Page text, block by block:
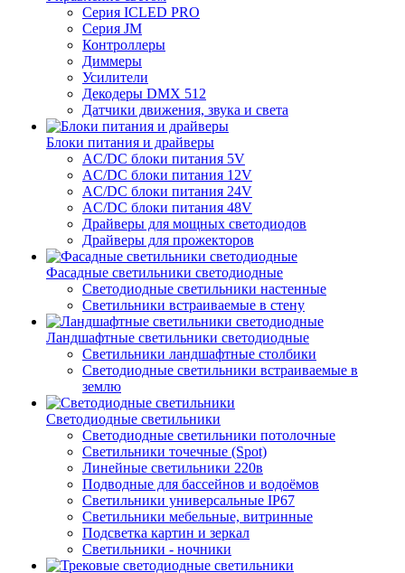
Серия ICLED PRO
Серия JM
Контроллеры
Диммеры
Усилители
Декодеры DMX 512
Датчики движения, звука и света
Блоки питания и драйверы
AC/DC блоки питания 5V
AC/DC блоки питания 12V
AC/DC блоки питания 24V
AC/DC блоки питания 48V
Драйверы для мощных светодиодов
Драйверы для прожекторов
Фасадные светильники светодиодные
Светодиодные светильники настенные
Светильники встраиваемые в стену
Ландшафтные светильники светодиодные
Светильники ландшафтные столбики
Светодиодные светильники встраиваемые в
землю
Светодиодные светильники
Светодиодные светильники потолочные
Светильники точечные (Spot)
Линейные светильники 220в
Подводные для бассейнов и водоёмов
Светильники универсальные IP67
Светильники мебельные, витринные
Подсветка картин и зеркал
Светильники - ночники